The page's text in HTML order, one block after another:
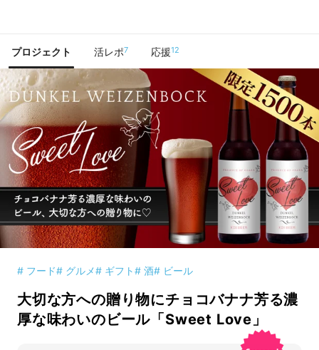
プロジェクト 活レポ7 応援12
# フード# グルメ# ギフト# 酒# ビール
大切な方への贈り物にチョコバナナ芳る濃
厚な味わいのビール「Sweet Love」